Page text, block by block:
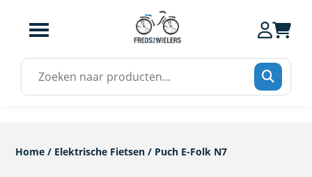
Zoek
naar:
Home / Elektrische Fietsen / Puch E-Folk N7